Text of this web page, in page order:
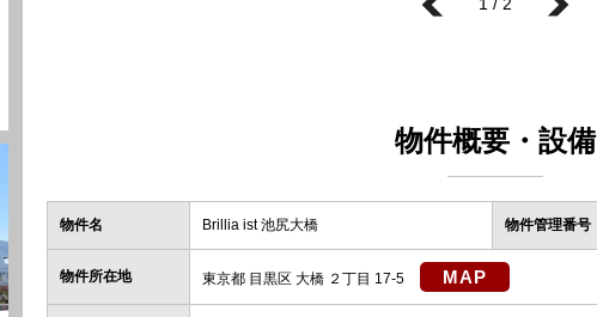
物件概要・設備
物件名 Brillia ist 池尻大橋 物件管理番号
物件所在地 東京都 目黒区 大橋 ２丁目 17-5 MAP